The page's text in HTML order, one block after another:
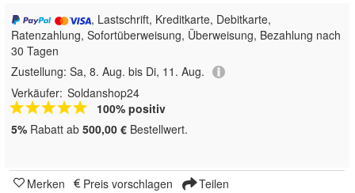
, Lastschrift, Kreditkarte, Debitkarte,
Ratenzahlung, Sofortüberweisung, Überweisung, Bezahlung nach
30 Tagen
Zustellung: Sa, 8. Aug. bis Di, 11. Aug.
Verkäufer: Soldanshop24
100% positiv
5% Rabatt ab 500,00 € Bestellwert.
Merken Preis vorschlagen Teilen